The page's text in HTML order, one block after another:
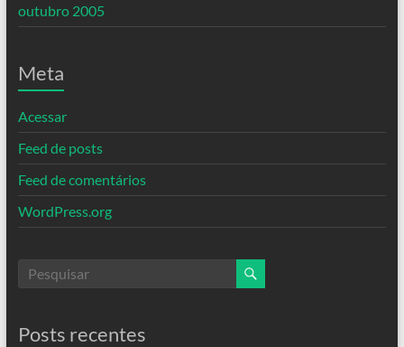
outubro 2005
Meta
Acessar
Feed de posts
Feed de comentários
WordPress.org
Posts recentes